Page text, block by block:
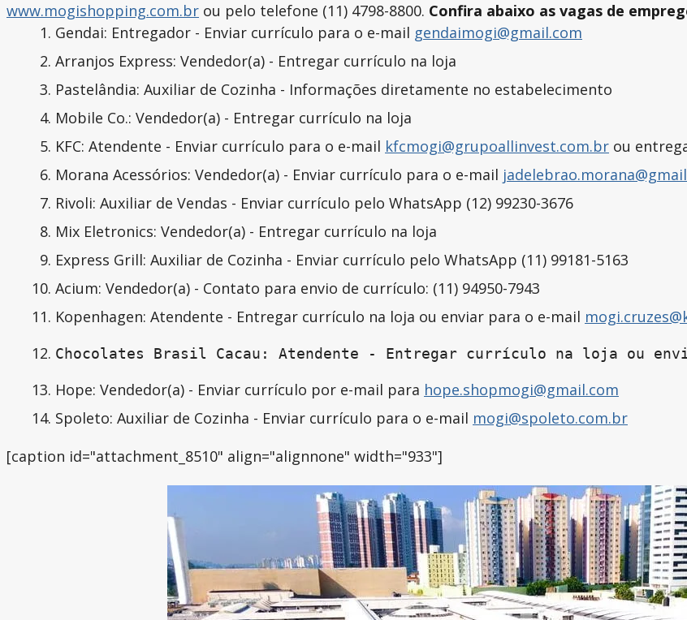
www.mogishopping.com.br ou pelo telefone (11) 4798-8800. Confira abaixo as vagas de
Gendai: Entregador - Enviar currículo para o e-mail gendaimogi@gmail.com
Arranjos Express: Vendedor(a) - Entregar currículo na loja
Pastelândia: Auxiliar de Cozinha - Informações diretamente no estabelecimento
Mobile Co.: Vendedor(a) - Entregar currículo na loja
KFC: Atendente - Enviar currículo para o e-mail kfcmogi@grupoallinvest.com.br ou
Morana Acessórios: Vendedor(a) - Enviar currículo para o e-mail
Rivoli: Auxiliar de Vendas - Enviar currículo pelo WhatsApp (12) 99230-3676
Mix Eletronics: Vendedor(a) - Entregar currículo na loja
Express Grill: Auxiliar de Cozinha - Enviar currículo pelo WhatsApp (11) 99181-5163
Acium: Vendedor(a) - Contato para envio de currículo: (11) 94950-7943
Kopenhagen: Atendente - Entregar currículo na loja ou enviar para o e-mail
Chocolates Brasil Cacau: Atendente - Entregar currículo na loja ou
Hope: Vendedor(a) - Enviar currículo por e-mail para hope.shopmogi@gmail.com
Spoleto: Auxiliar de Cozinha - Enviar currículo para o e-mail mogi@spoleto.com.br
[caption id="attachment_8510" align="alignnone" width="933"]